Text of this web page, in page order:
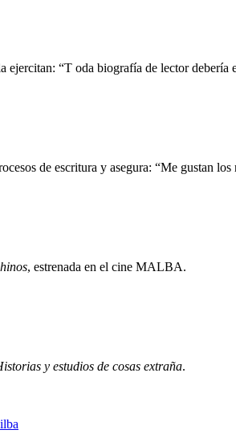
“T oda biografía de lector
de escritura y asegura: “Me gustan los
, estrenada en el cine MALBA.
y estudios de cosas extraña.